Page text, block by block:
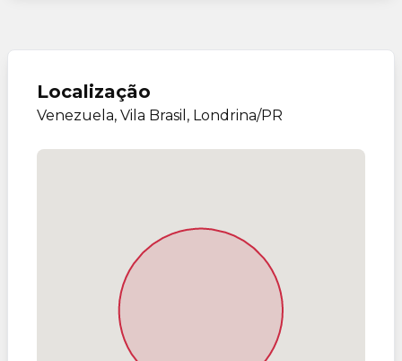
Localização
Venezuela, Vila Brasil, Londrina/PR